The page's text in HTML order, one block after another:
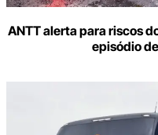
ANTT alerta para riscos
episódio